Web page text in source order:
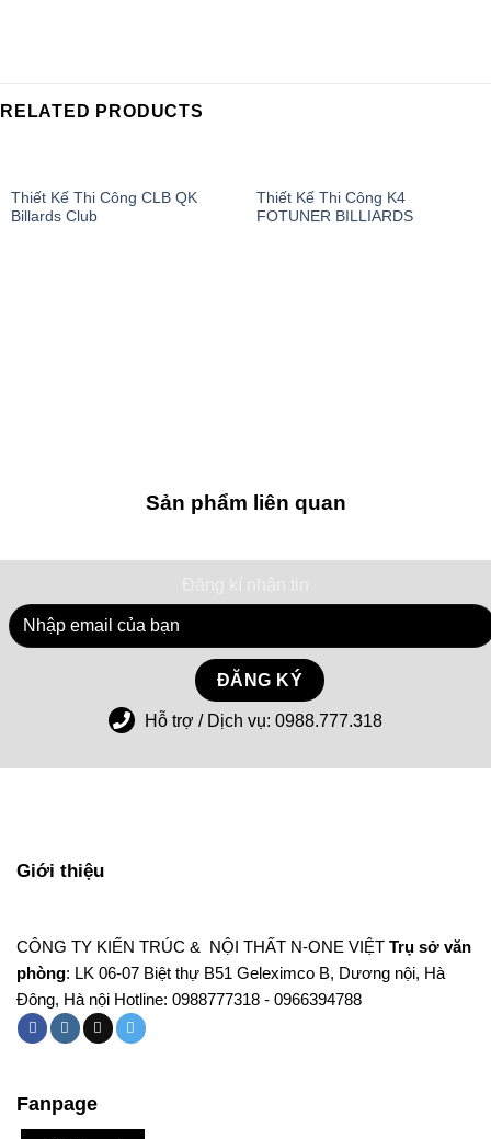
RELATED PRODUCTS
Thiết Kế Thi Công CLB QK
Billards Club
Thiết Kế Thi Công K4
FOTUNER BILLIARDS
Sản phẩm liên quan
Hỗ trợ / Dịch vụ: 0988.777.318
Giới thiệu
CÔNG TY KIẾN TRÚC & NỘI THẤT N-ONE VIỆT Trụ sở văn
phòng: LK 06-07 Biệt thự B51 Geleximco B, Dương nội, Hà
Đông, Hà nội Hotline: 0988777318 - 0966394788
Fanpage